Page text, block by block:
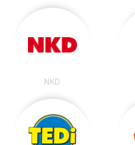
NKD